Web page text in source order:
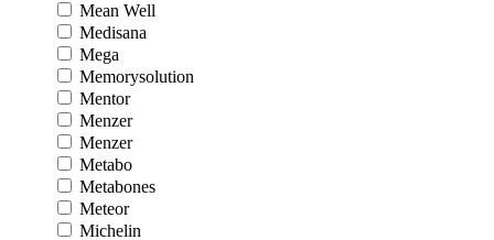
Mean Well
Medisana
Mega
Memorysolution
Mentor
Menzer
Menzer
Metabo
Metabones
Meteor
Michelin